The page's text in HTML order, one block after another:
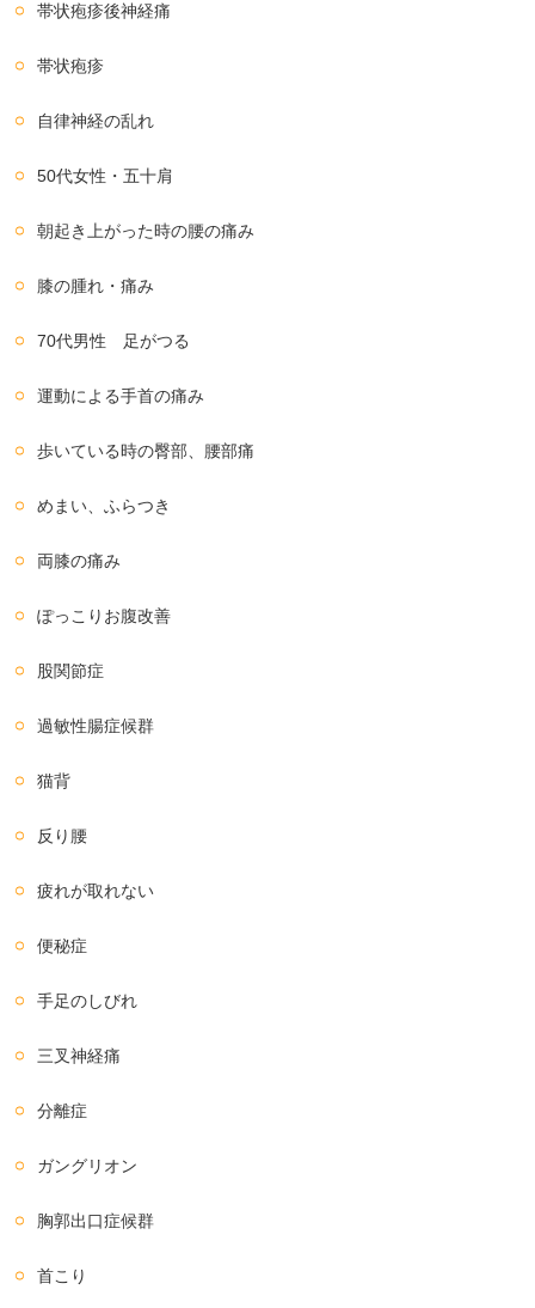
帯状疱疹後神経痛
帯状疱疹
自律神経の乱れ
50代女性・五十肩
朝起き上がった時の腰の痛み
膝の腫れ・痛み
70代男性 足がつる
運動による手首の痛み
歩いている時の臀部、腰部痛
めまい、ふらつき
両膝の痛み
ぽっこりお腹改善
股関節症
過敏性腸症候群
猫背
反り腰
疲れが取れない
便秘症
手足のしびれ
三叉神経痛
分離症
ガングリオン
胸郭出口症候群
首こり